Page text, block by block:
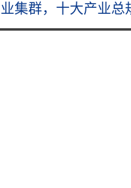
集群，十大产业总